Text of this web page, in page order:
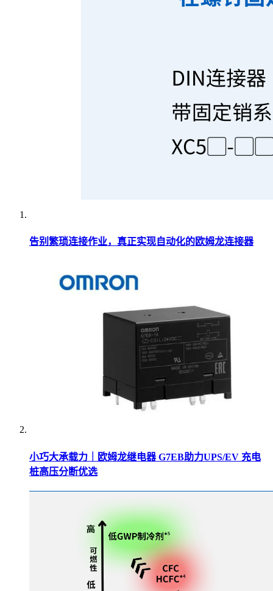
告别繁琐连接作业，真正实现自动化的欧姆龙连接器
小巧大承载力｜欧姆龙继电器 G7EB助力UPS/EV 充电
桩高压分断优选